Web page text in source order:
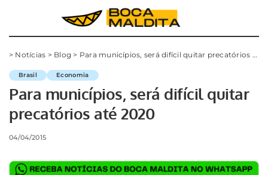
> Notícias > Blog > Para municípios, será difícil quitar precatórios até 2020
Brasil Economia
Para municípios, será difícil quitar
precatórios até 2020
04/04/2015